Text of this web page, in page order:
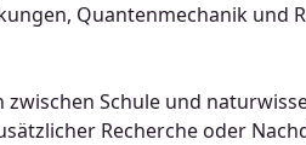
Quantenmechanik und
Schule und
Recherche oder